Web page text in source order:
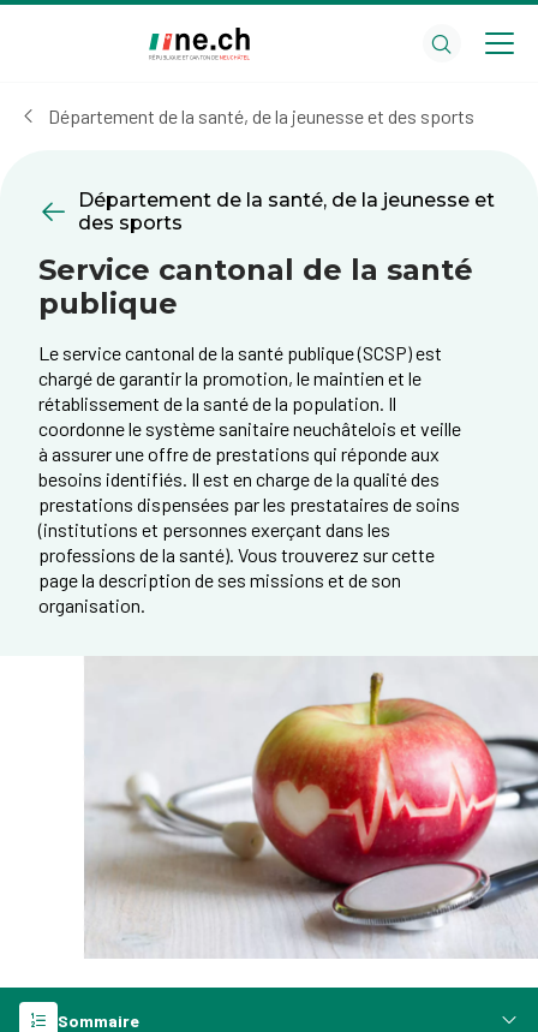
cookies
Département de la santé, de la jeunesse et des sports
Département de la santé, de la jeunesse et
des sports
Service cantonal de la santé
publique
Le service cantonal de la santé publique (SCSP) est
chargé de garantir la promotion, le maintien et le
rétablissement de la santé de la population. Il
coordonne le système sanitaire neuchâtelois et veille
à assurer une offre de prestations qui réponde aux
besoins identifiés. Il est en charge de la qualité des
prestations dispensées par les prestataires de soins
(institutions et personnes exerçant dans les
professions de la santé). Vous trouverez sur cette
page la description de ses missions et de son
organisation.
Sommaire